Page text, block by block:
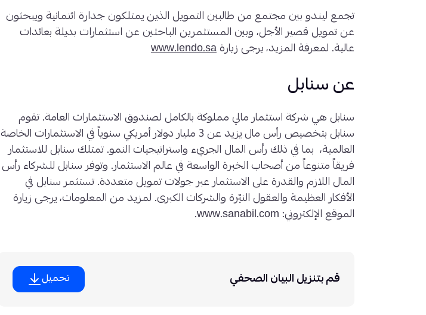
تجمع ليندو بين مجتمع من طالبين التمويل الذين يمتلكون جدارة ائتمانية ويبحثون
عن تمويل قصير الأجل، وبين المستثمرين الباحثين عن استثمارات بديلة بعائدات
عالية. لمعرفة المزيد، يرجى زيارةwww.lendo.sa
عن سنابل
سنابل هي شركة استثمار مالي مملوكة بالكامل لصندوق الاستثمارات العامة. تقوم
سنابل بتخصيص رأس مال يزيد عن 3 مليار دولار أمريكي سنوياً في الاستثمارات الخاصة
العالمية، بما في ذلك رأس المال الجريء واستراتيجيات النمو. تمتلك سنابل للاستثمار
فريقاً متنوعاً من أصحاب الخبرة الواسعة في عالم الاستثمار. وتوفر سنابل للشركاء رأس
المال اللازم والقدرة على الاستثمار عبر جولات تمويل متعددة. تستثمر سنابل في
الأفكار العظيمة والعقول النيّرة والشركات الكبرى. لمزيد من المعلومات، يرجى زيارة
الموقع الإلكتروني: www.sanabil.com.
قم بتنزيل البيان الصحفي تحميل